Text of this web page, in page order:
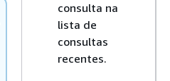
consulta na
lista de
consultas
recentes.